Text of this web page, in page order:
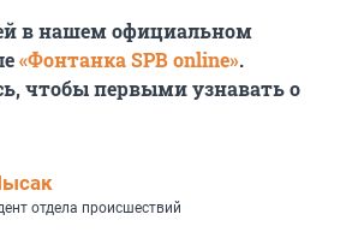
в нашем официальном
«Фонтанка SPB online».
чтобы первыми узнавать о
отдела происшествий